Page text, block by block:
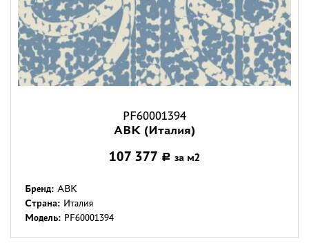
PF60001394
ABK (Италия)
107 377 Р за м2
Бренд: ABK
Страна: Италия
Модель: PF60001394